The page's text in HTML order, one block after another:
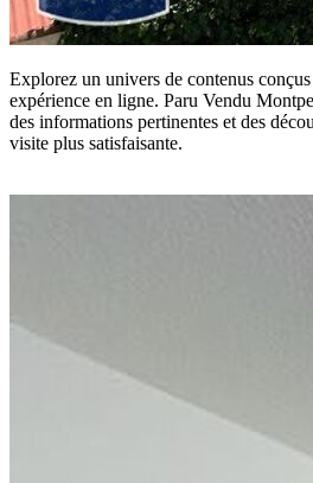
Explorez un univers de contenus
expérience en ligne. Paru Vendu
des informations pertinentes et des
visite plus satisfaisante.